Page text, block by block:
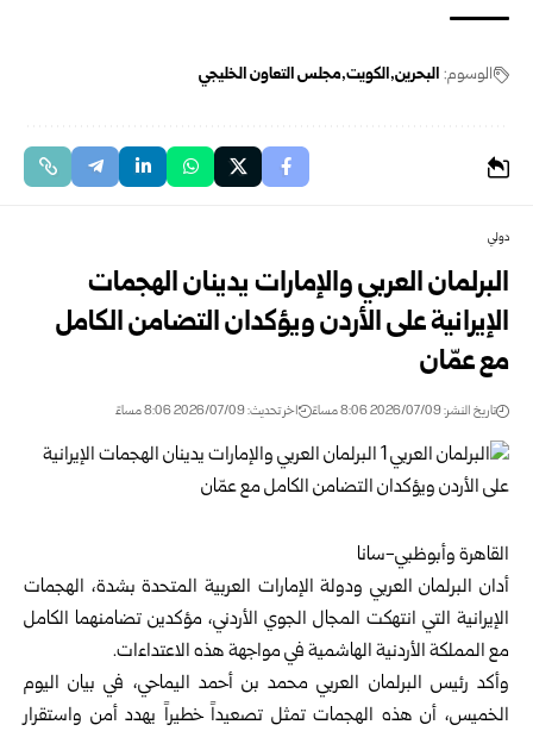
الوسوم: البحرين الكويت مجلس التعاون الخليجي
دولي
البرلمان العربي والإمارات يدينان الهجمات
الإيرانية على الأردن ويؤكدان التضامن الكامل
مع عمّان
تاريخ النشر: 2026/07/09 8:06 مساءً اخر تحديث: 2026/07/09 8:06 مساءً
القاهرة وأبوظبي-سانا
أدان البرلمان العربي ودولة الإمارات العربية المتحدةبشدة، الهجمات
الإيرانية التي انتهكت المجال الجوي الأردني، مؤكدين تضامنهما الكامل
مع المملكة الأردنية الهاشمية في مواجهة هذه الاعتداءات.
وأكد رئيس البرلمان العربي محمد بن أحمد اليماحي، في بيان اليوم
الخميس، أن هذه الهجمات تمثل تصعيداً خطيراً يهدد أمن واستقرار